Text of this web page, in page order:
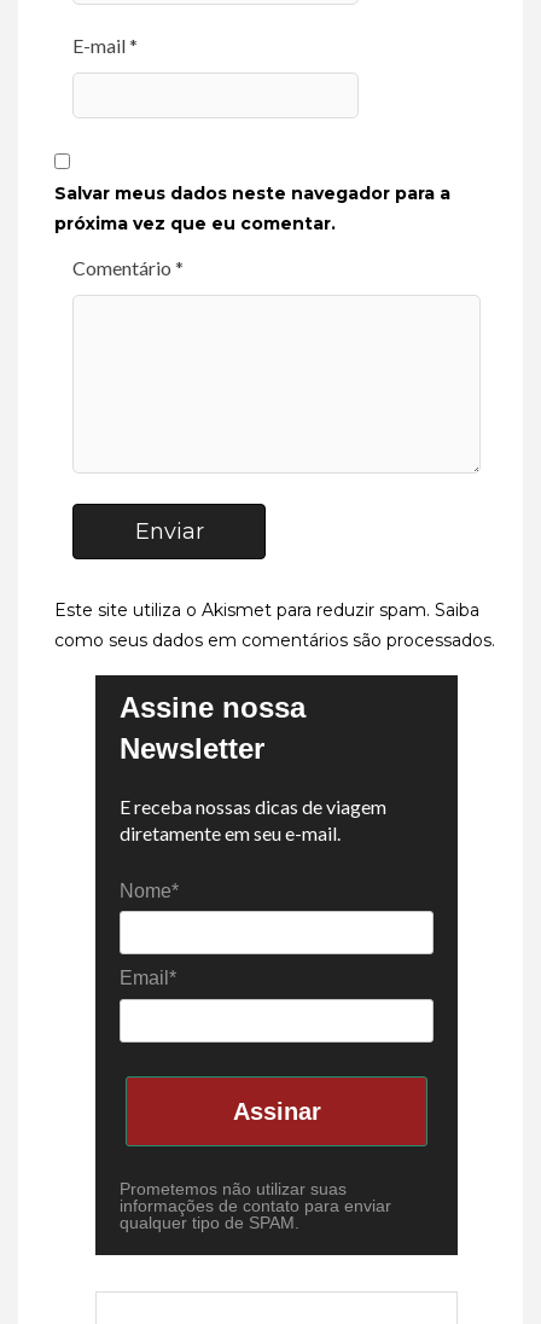
E-mail *
Salvar meus dados neste navegador para a
próxima vez que eu comentar.
Comentário *
Enviar
Este site utiliza o Akismet para reduzir spam. Saiba
como seus dados em comentários são processados.
Assine nossa
Newsletter
E receba nossas dicas de viagem
diretamente em seu e-mail.
Nome*
Email*
Assinar
Prometemos não utilizar suas
informações de contato para enviar
qualquer tipo de SPAM.